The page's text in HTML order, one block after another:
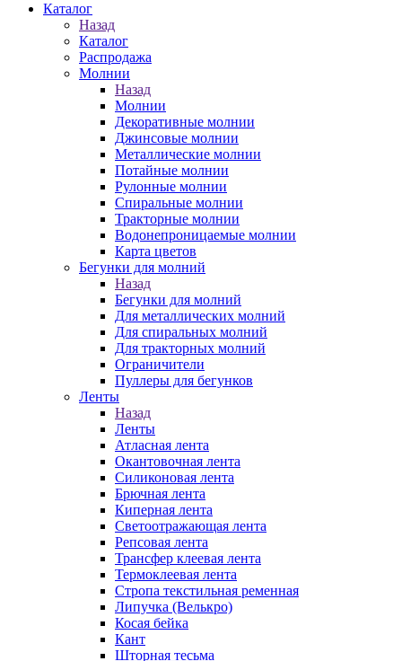
Каталог
Назад
Каталог
Распродажа
Молнии
Назад
Молнии
Декоративные молнии
Джинсовые молнии
Металлические молнии
Потайные молнии
Рулонные молнии
Спиральные молнии
Тракторные молнии
Водонепроницаемые молнии
Карта цветов
Бегунки для молний
Назад
Бегунки для молний
Для металлических молний
Для спиральных молний
Для тракторных молний
Ограничители
Пуллеры для бегунков
Ленты
Назад
Ленты
Атласная лента
Окантовочная лента
Силиконовая лента
Брючная лента
Киперная лента
Светоотражающая лента
Репсовая лента
Трансфер клеевая лента
Термоклеевая лента
Стропа текстильная ременная
Липучка (Велькро)
Косая бейка
Кант
Шторная тесьма